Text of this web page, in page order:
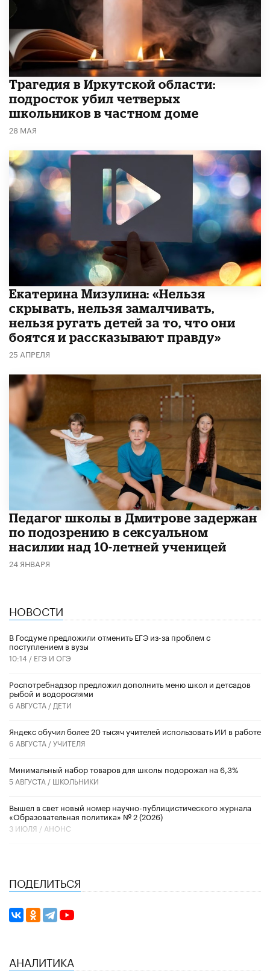
Трагедия в Иркутской области:
подросток убил четверых
школьников в частном доме
28 МАЯ
Екатерина Мизулина: «Нельзя
скрывать, нельзя замалчивать,
нельзя ругать детей за то, что они
боятся и рассказывают правду»
25 АПРЕЛЯ
Педагог школы в Дмитрове задержан
по подозрению в сексуальном
насилии над 10-летней ученицей
24 ЯНВАРЯ
НОВОСТИ
В Госдуме предложили отменить ЕГЭ из-за проблем с
поступлением в вузы
10:14 / ЕГЭ И ОГЭ
Роспотребнадзор предложил дополнить меню школ и детсадов
рыбой и водорослями
6 АВГУСТА / ДЕТИ
​Яндекс обучил более 20 тысяч учителей использовать ИИ в работе
6 АВГУСТА /УЧИТЕЛЯ
Минимальный набор товаров для школы подорожал на 6,3%
5 АВГУСТА / ШКОЛЬНИКИ
Вышел в свет новый номер научно-публицистического журнала
«Образовательная политика» № 2 (2026)
3 ИЮЛЯ / АНОНС
ПОДЕЛИТЬСЯ
АНАЛИТИКА